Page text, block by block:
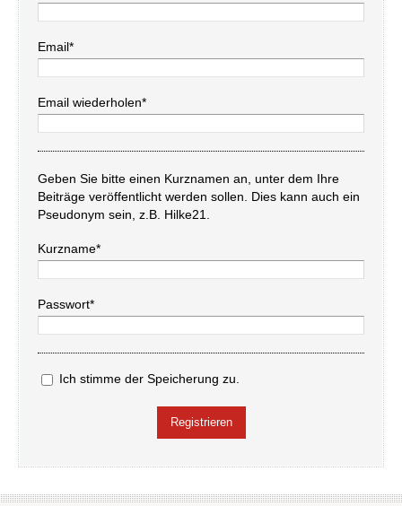
Email*
Email wiederholen*
Geben Sie bitte einen Kurznamen an, unter dem Ihre
Beiträge veröffentlicht werden sollen. Dies kann auch ein
Pseudonym sein, z.B. Hilke21.
Kurzname*
Passwort*
Ich stimme der Speicherung zu.